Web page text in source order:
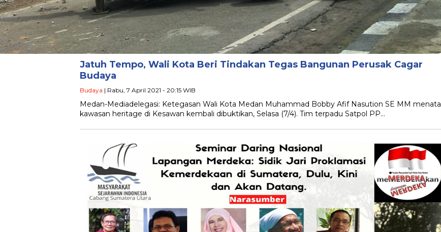
Jatuh Tempo, Wali Kota Beri Tindakan Tegas Bangunan Perusak Cagar
Budaya
Budaya | Rabu, 7 April 2021 - 20:15 WIB
Medan-Mediadelegasi: Ketegasan Wali Kota Medan Muhammad Bobby Afif Nasution SE MM menata
kawasan heritage di Kesawan kembali dibuktikan, Selasa (7/4). Tim terpadu Satpol PP…